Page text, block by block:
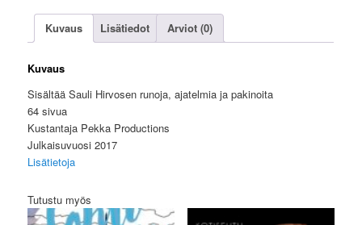
Kuvaus Lisätiedot Arviot (0)
Kuvaus
Sisältää Sauli Hirvosen runoja, ajatelmia ja pakinoita
64 sivua
Kustantaja Pekka Productions
Julkaisuvuosi 2017
Lisätietoja
Tutustu myös